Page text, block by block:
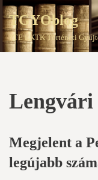
Skip
to
TGYOblog
PTE EKTK Történeti
Megjelent a
legújabb